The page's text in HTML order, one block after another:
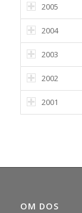
2005
2004
2003
2002
2001
OM DOS